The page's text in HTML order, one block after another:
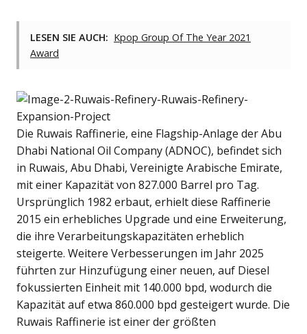
LESEN SIE AUCH: Kpop Group Of The Year 2021
Award
Die Ruwais Raffinerie, eine Flagship-Anlage der Abu
Dhabi National Oil Company (ADNOC), befindet sich
in Ruwais, Abu Dhabi, Vereinigte Arabische Emirate,
mit einer Kapazität von 827.000 Barrel pro Tag.
Ursprünglich 1982 erbaut, erhielt diese Raffinerie
2015 ein erhebliches Upgrade und eine Erweiterung,
die ihre Verarbeitungskapazitäten erheblich
steigerte. Weitere Verbesserungen im Jahr 2025
führten zur Hinzufügung einer neuen, auf Diesel
fokussierten Einheit mit 140.000 bpd, wodurch die
Kapazität auf etwa 860.000 bpd gesteigert wurde. Die
Ruwais Raffinerie ist einer der größten